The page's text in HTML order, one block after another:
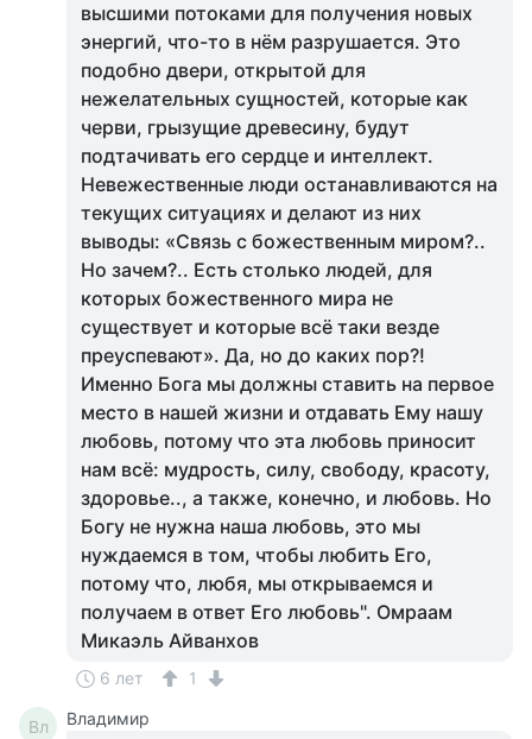
высшими потоками для получения новых
энергий, что-то в нём разрушается. Это
подобно двери, открытой для
нежелательных сущностей, которые как
черви, грызущие древесину, будут
подтачивать его сердце и интеллект.
Невежественные люди останавливаются на
текущих ситуациях и делают из них
выводы: «Связь с божественным миром?..
Но зачем?.. Есть столько людей, для
которых божественного мира не
существует и которые всё таки везде
преуспевают». Да, но до каких пор?!
Именно Бога мы должны ставить на первое
место в нашей жизни и отдавать Ему нашу
любовь, потому что эта любовь приносит
нам всё: мудрость, силу, свободу, красоту,
здоровье.., а также, конечно, и любовь. Но
Богу не нужна наша любовь, это мы
нуждаемся в том, чтобы любить Его,
потому что, любя, мы открываемся и
получаем в ответ Его любовь". Омраам
Микаэль Айванхов
6 лет 1
Вл Владимир